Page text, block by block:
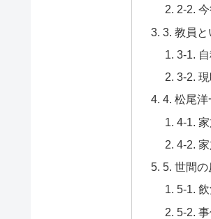
2-2.
3. 教員
3-1.
3-2.
4. 松尾
4-1.
4-2.
5. 世間
5-1.
5-2.